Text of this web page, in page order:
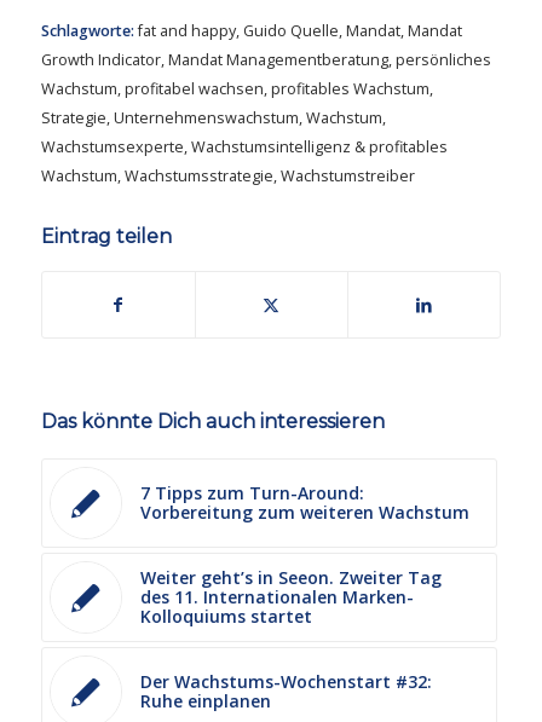
Schlagworte: fat and happy, Guido Quelle,Mandat,Mandat
Growth Indicator,Mandat Managementberatung,persönliches
Wachstum,profitabel wachsen,profitables Wachstum,
Strategie,Unternehmenswachstum,Wachstum,
Wachstumsexperte,Wachstumsintelligenz & profitables
Wachstum,Wachstumsstrategie,Wachstumstreiber
Eintrag teilen
Das könnte Dich auch interessieren
7 Tipps zum Turn-Around:
Vorbereitung zum weiteren Wachstum
Weiter geht’s in Seeon. Zweiter Tag
des 11. Internationalen Marken-
Kolloquiums startet
Der Wachstums-Wochenstart #32:
Ruhe einplanen